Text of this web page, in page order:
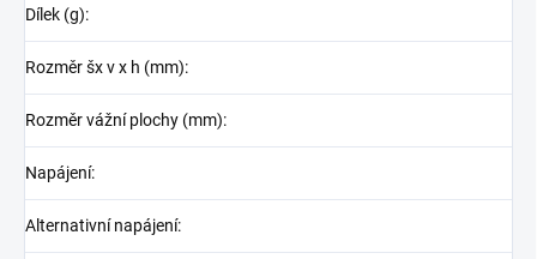
Dílek (g):
Rozměr šx v x h (mm):
Rozměr vážní plochy (mm):
Napájení:
Alternativní napájení: